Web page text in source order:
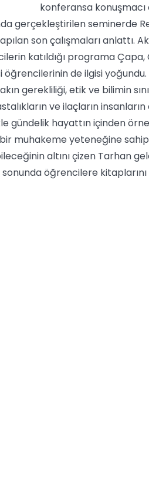
konferansa konuşmacı
gerçekleştirilen seminerde
son çalışmaları anlattı.
katıldığı programa
öğrencilerinin de ilgisi yoğundu.
gerekliliği, etik ve bilimin
ve ilaçların
gündelik hayattın içinden
muhakeme yeteneğine
altını çizen Tarhan
öğrencilere kitaplarını